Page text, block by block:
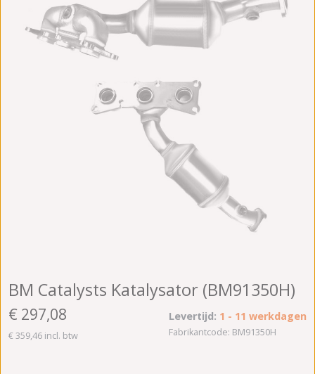
BM Catalysts Katalysator (BM91350H)
€ 297,08
€ 359,46 incl. btw
Levertijd: 1 - 11 werkdagen
Fabrikantcode: BM91350H